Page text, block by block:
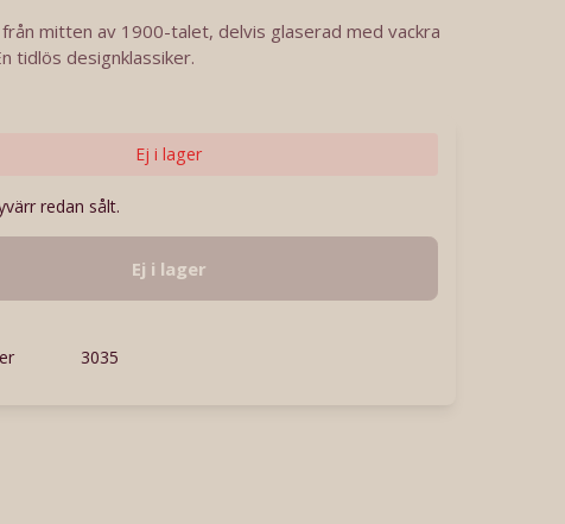
från mitten av 1900-talet, delvis glaserad med vackra
tidlös designklassiker.
Ej i lager
redan sålt.
Ej i lager
3035